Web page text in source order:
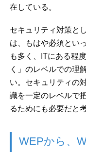
在している。
セキュリティ対策と
は、もはや必須とい
も多く、ITにある程
く」のレベルでの理
い。セキュリティの
識を一定のレベルで
るためにも必要だと
WEPから、